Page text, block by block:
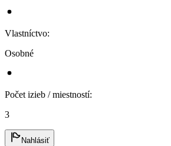
Vlastníctvo:
Osobné
Počet izieb / miestností:
3
Nahlásiť